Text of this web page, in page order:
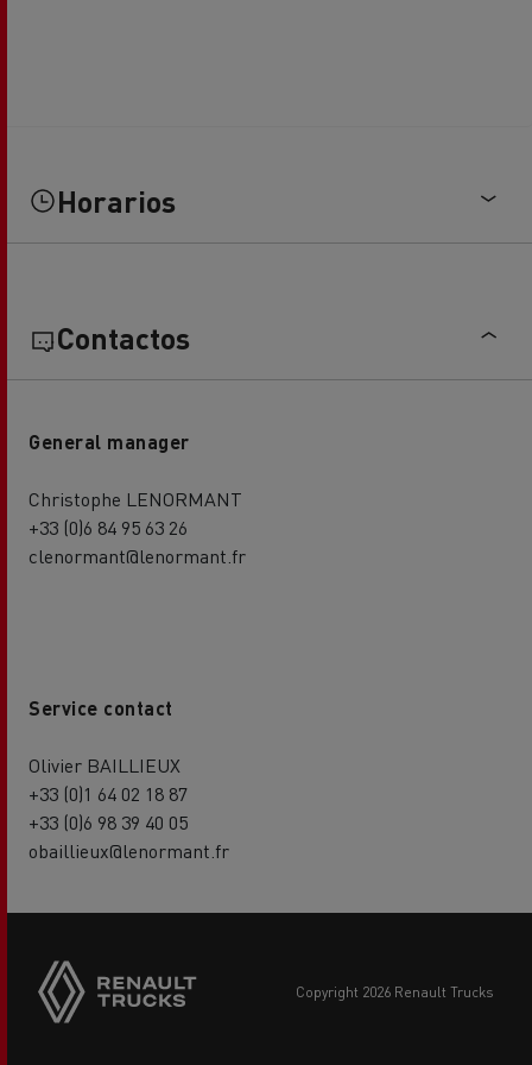
Horarios
Contactos
General manager
Christophe LENORMANT
+33 (0)6 84 95 63 26
clenormant@lenormant.fr
Service contact
Olivier BAILLIEUX
+33 (0)1 64 02 18 87
+33 (0)6 98 39 40 05
obaillieux@lenormant.fr
copyright 2026 Renault Trucks